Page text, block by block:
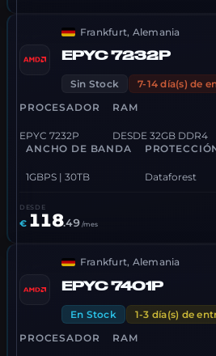
Frankfurt, Alemania
EPYC 7232P
Sin Stock
7-14 día(s) de
PROCESADOR
EPYC 7232P
RAM
DESDE 32GB DDR4
ANCHO DE BANDA
1GBPS | 30TB Dataforest
DESDE
€ 118.49 /mes
Frankfurt, Alemania
EPYC 7401P
En Stock
1-3 día(s) de
PROCESADOR
RAM